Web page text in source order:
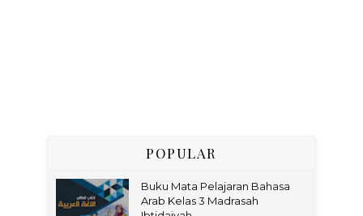
POPULAR
Buku Mata Pelajaran Bahasa
Arab Kelas 3 Madrasah